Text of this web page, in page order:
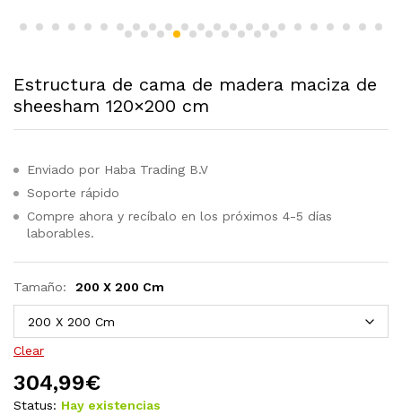
Estructura de cama de madera maciza de
sheesham 120×200 cm
Enviado por Haba Trading B.V
Soporte rápido
Compre ahora y recíbalo en los próximos 4-5 días
laborables.
Tamaño: 200 X 200 Cm
Clear
304,99€
Status: Hay existencias